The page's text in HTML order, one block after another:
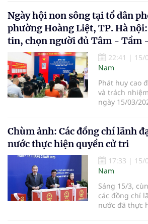
Ngày hội non sông tại tổ dân
phường Hoàng Liệt, TP. Hà
tin, chọn người đủ Tâm - Tầm
22:41 | 15/
Nam
Phát huy cao
và trách
ngày 15/03/
qua lá phiếu
việc lựa chọn
vào cơ quan
Chùm ảnh: Các đồng chí lãnh
nước thực hiện quyền cử tri
17:33 | 15/
Nam
Sáng 15/3,
các đồng chí
nước đã thực